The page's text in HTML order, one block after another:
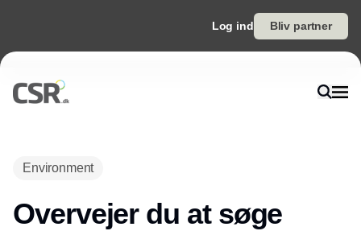
Log ind Bliv partner
Environment
Overvejer du at søge